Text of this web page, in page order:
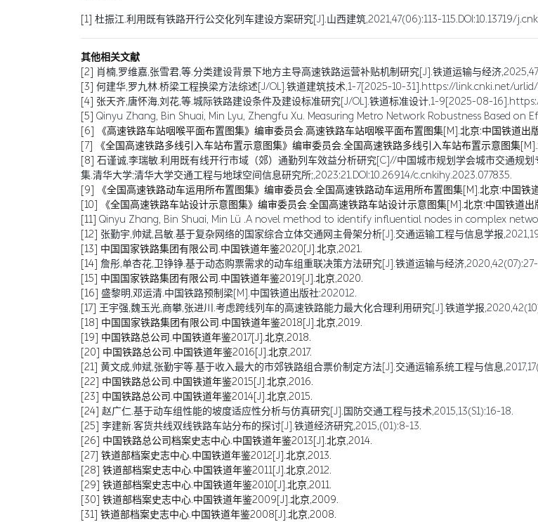
[1] 杜振江.利用既有铁路开行公交化列车建设方案研究[J].山西建筑,2021,47(06):113-115.DOI:10.13719/
其他相关文献
[2] 肖楠,罗维嘉,张雪君,等.分类建设背景下地方主导高速铁路运营补贴机制研究[J].铁道运输与经济
[3] 何建华,罗九林.桥梁工程换梁方法综述[J/OL].铁道建筑技术,1-7[2025-10-31].https://link.cnki.net/urlid/
[4] 张天齐,唐怀海,刘花,等.城际铁路建设条件及建设标准研究[J/OL].铁道标准设计,1-9[2025-08-
[5] Qinyu Zhang, Bin Shuai, Min Lyu, Zhengfu Xu. Measuring Metro Network Robustness Based on
[6]
《高速铁路车站咽喉平面布置图集》编审委员会.高速铁路车站咽喉平面布置图集[M].北京:中国铁道出
[7]
《全国高速铁路多线引入车站布置示意图集》编审委员会.全国高速铁路多线引入车站布置示意图集
[8] 石谨诚,李瑞敏.利用既有线开行市域（郊）通勤列车效益分析研究[C]//中国城市规划学会城市交通规
集.清华大学;清华大学交通工程与地球空间信息研究所;,2023:21.DOI:10.26914/c.cnkihy.2023.077835.
[9]
《全国高速铁路动车运用所布置图集》编审委员会.全国高速铁路动车运用所布置图集[M].北京:中国铁
[10]
《全国高速铁路车站设计示意图集》编审委员会.全国高速铁路车站设计示意图集[M].北京:中国铁道
[11] Qinyu Zhang, Bin Shuai, Min Lü .A novel method to identify influential nodes in complex
[12] 张勤宇,帅斌,吕敏.基于复杂网络的国家综合立体交通网主骨架分析[J].交通运输工程与信息学报
[13] 中国国家铁路集团有限公司.中国铁道年鉴2020[J].北京,2021.
[14] 詹彤,单杏花,卫铮铮.基于动态购票需求的动车组重联决策方法研究[J].铁道运输与经济
[15] 中国国家铁路集团有限公司.中国铁道年鉴2019[J].北京,2020.
[16] 盛黎明,邓运清.中国铁路预制梁[M].中国铁道出版社:202012.
[17] 王宇强,魏玉光,商攀,张进川.考虑跨线列车的高速铁路能力最大化合理利用研究[J].铁道学报
[18] 中国国家铁路集团有限公司.中国铁道年鉴2018[J].北京,2019.
[19] 中国铁路总公司.中国铁道年鉴2017[J].北京,2018.
[20] 中国铁路总公司.中国铁道年鉴2016[J].北京,2017.
[21] 黄文成,帅斌,张勤宇等.基于收入最大的市郊铁路组合票价制定方法[J].交通运输系统工程与信息
[22] 中国铁路总公司.中国铁道年鉴2015[J].北京,2016.
[23] 中国铁路总公司.中国铁道年鉴2014[J].北京,2015.
[24] 赵广仁.基于动车组性能的坡度适应性分析与仿真研究[J].国防交通工程与技术,2015,13(S1):16-18.
[25] 李建新.客货共线双线铁路车站分布的探讨[J].铁道经济研究,2015,(01):8-13.
[26] 中国铁路总公司档案史志中心.中国铁道年鉴2013[J].北京,2014.
[27] 铁道部档案史志中心.中国铁道年鉴2012[J].北京,2013.
[28] 铁道部档案史志中心.中国铁道年鉴2011[J].北京,2012.
[29] 铁道部档案史志中心.中国铁道年鉴2010[J].北京,2011.
[30] 铁道部档案史志中心.中国铁道年鉴2009[J].北京,2009.
[31] 铁道部档案史志中心.中国铁道年鉴2008[J].北京,2008.